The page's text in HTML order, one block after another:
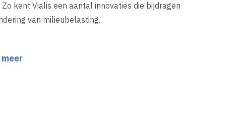
Zo kent Vialis een aantal innovaties die bijdragen
van milieubelasting.
meer